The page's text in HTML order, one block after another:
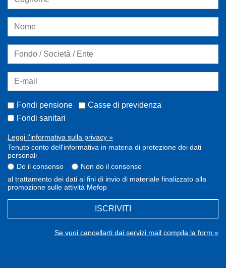
Fondi pensione
Casse di previdenza
Fondi sanitari
Leggi l'informativa sulla privacy »
Tenuto conto dell'informativa in materia di protezione dei dati
personali
Do il consenso
Non do il consenso
al trattamento dei dati ai fini di invio di materiale finalizzato alla
promozione sulle attività Mefop
ISCRIVITI
Se vuoi cancellarti dai servizi mail compila la form »